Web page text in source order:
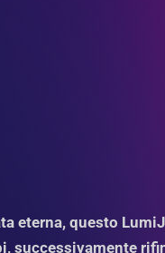
eterna, questo
successivamente